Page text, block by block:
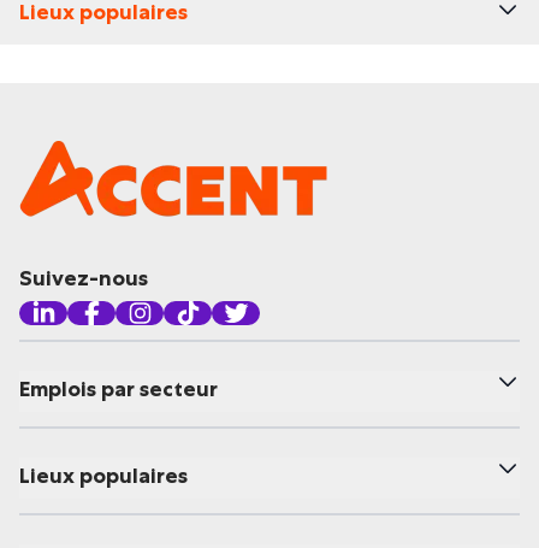
Lieux populaires
Suivez-nous
Emplois par secteur
Lieux populaires